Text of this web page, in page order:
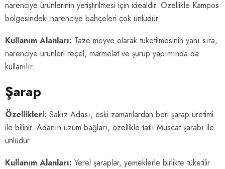
narenciye ürünlerinin yetiştirilmesi için idealdir. Özellikle Kampos
bölgesindeki narenciye bahçeleri çok ünlüdür.
Kullanım Alanları: Taze meyve olarak tüketilmesinin yanı sıra,
narenciye ürünleri reçel, marmelat ve şurup yapımında da
kullanılır.
Şarap
Özellikleri: Sakız Adası, eski zamanlardan beri şarap üretimi
ile bilinir. Adanın üzüm bağları, özellikle tatlı Muscat şarabı ile
ünlüdür.
Kullanım Alanları: Yerel şaraplar, yemeklerle birlikte tüketilir